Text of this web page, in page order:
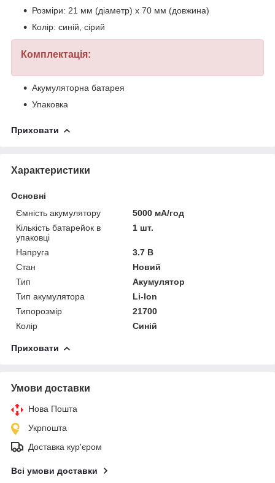
Розміри: 21 мм (діаметр) x 70 мм (довжина)
Колір: синій, сірий
Комплектація:
Акумуляторна батарея
Упаковка
Приховати
Характеристики
Основні
Ємність акумулятору
5000 мА/год
Кількість батарейок в
упаковці
1 шт.
Напруга
3.7 В
Стан
Новий
Тип
Акумулятор
Тип акумулятора
Li-Ion
Типорозмір
21700
Колір
Синій
Приховати
Умови доставки
Нова Пошта
Укрпошта
Доставка кур'єром
Всі умови доставки